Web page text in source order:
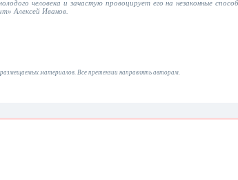
человека и зачастую провоцирует его на незаконные
Алексей Иванов.
материалов. Все претензии направлять авторам.